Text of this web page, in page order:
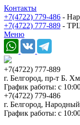
Контакты
+7(4722) 779-486 -
+7(4722) 777-889 -
Меню
+7(4722) 777-889
г. Белгород, пр-т Б.
График работы: с
+7(4722) 779-486
г. Белгород, Народный
График работы: с